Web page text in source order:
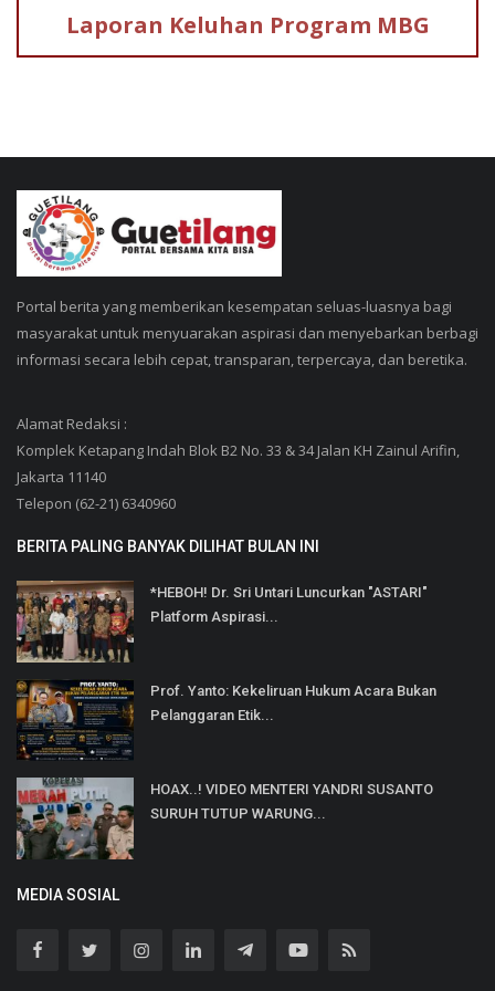
Laporan Keluhan Program MBG
Portal berita yang memberikan kesempatan seluas-luasnya bagi
masyarakat untuk menyuarakan aspirasi dan menyebarkan berbagi
informasi secara lebih cepat, transparan, terpercaya, dan beretika.
Alamat Redaksi :
Komplek Ketapang Indah Blok B2 No. 33 & 34 Jalan KH Zainul Arifin,
Jakarta 11140
Telepon (62-21) 6340960
BERITA PALING BANYAK DILIHAT BULAN INI
*HEBOH! Dr. Sri Untari Luncurkan "ASTARI"
Platform Aspirasi...
Prof. Yanto: Kekeliruan Hukum Acara Bukan
Pelanggaran Etik...
HOAX..! VIDEO MENTERI YANDRI SUSANTO
SURUH TUTUP WARUNG...
MEDIA SOSIAL